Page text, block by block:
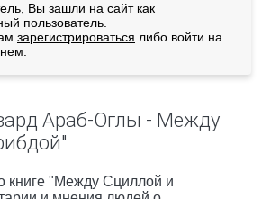
Вы зашли на сайт как
пользователь.
зарегистрироваться либо войти на
Араб-Оглы - Между
книге "Между Сциллой и